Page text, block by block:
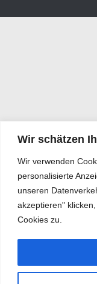
Wir schätzen
Wir verwenden
personalisierte
unseren
akzeptieren"
Cookies zu.